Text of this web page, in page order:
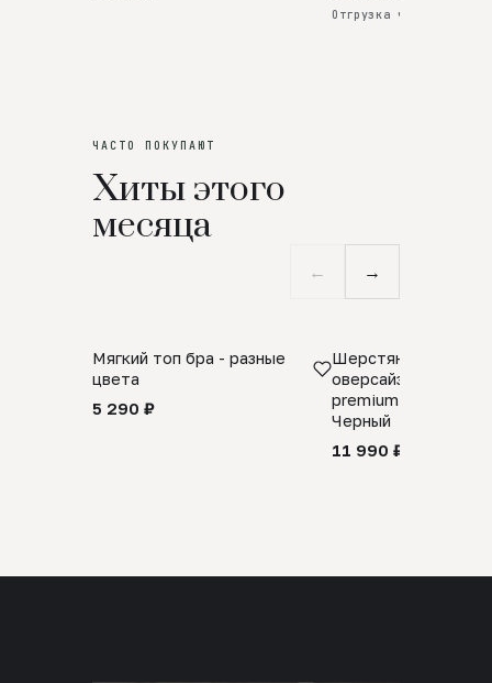
Отгрузка через 25 дней
ЧАСТО ПОКУПАЮТ
Хиты этого
месяца
← →
Мягкий топ бра - разные
цвета
5 290 ₽
Шерстяной свитер
оверсайз 100%
premium merino
Черный
11 990 ₽